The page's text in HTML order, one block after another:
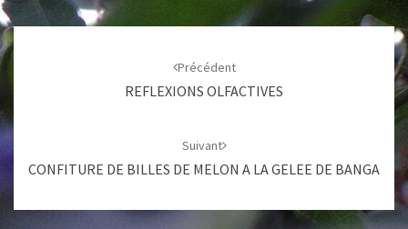
Navigation
Précédent
REFLEXIONS OLFACTIVES
Suivant
CONFITURE DE BILLES DE MELON A LA GELEE DE BANGA